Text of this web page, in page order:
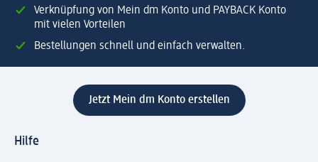
Verknüpfung von Mein dm Konto und PAYBACK Konto
mit vielen Vorteilen
Bestellungen schnell und einfach verwalten.
Jetzt Mein dm Konto erstellen
Hilfe